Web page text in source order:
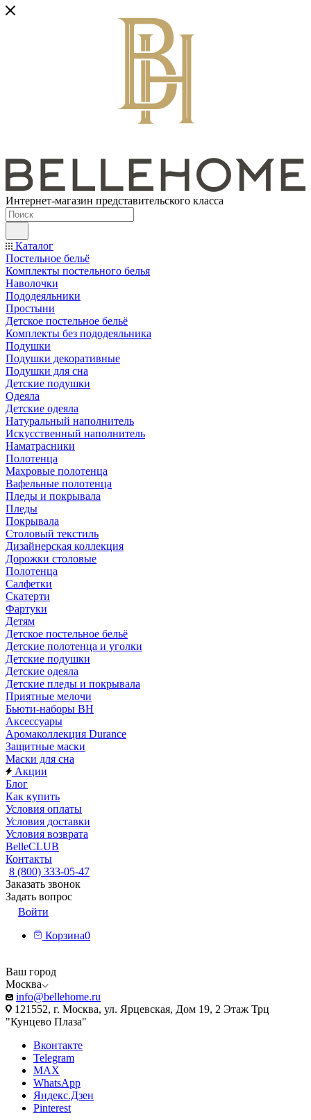
Интернет-магазин представительского класса
Каталог
Постельное бельё
Комплекты постельного белья
Наволочки
Пододеяльники
Простыни
Детское постельное бельё
Комплекты без пододеяльника
Подушки
Подушки декоративные
Подушки для сна
Детские подушки
Одеяла
Детские одеяла
Натуральный наполнитель
Искуcственный наполнитель
Наматрасники
Полотенца
Махровые полотенца
Вафельные полотенца
Пледы и покрывала
Пледы
Покрывала
Столовый текстиль
Дизайнерская коллекция
Дорожки столовые
Полотенца
Салфетки
Скатерти
Фартуки
Детям
Детское постельное бельё
Детские полотенца и уголки
Детские подушки
Детские одеяла
Детские пледы и покрывала
Приятные мелочи
Бьюти-наборы ВН
Аксессуары
Аромаколлекция Durance
Защитные маски
Маски для сна
Акции
Блог
Как купить
Условия оплаты
Условия доставки
Условия возврата
BelleCLUB
Контакты
8 (800) 333-05-47
Заказать звонок
Задать вопрос
Войти
Корзина0
Ваш город
Москва
info@bellehome.ru
121552, г. Москва, ул. Ярцевская, Дом 19, 2 Этаж Трц
"Кунцево Плаза"
Вконтакте
Telegram
MAX
WhatsApp
Яндекс.Дзен
Pinterest